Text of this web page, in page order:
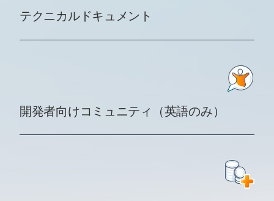
テクニカルドキュメント
開発者向けコミュニティ（英語のみ）